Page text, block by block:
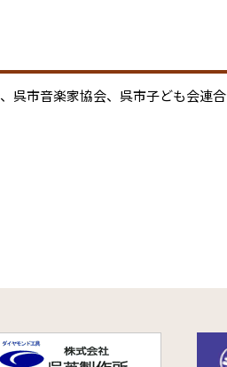
市音楽家協会、呉市子ども会連合